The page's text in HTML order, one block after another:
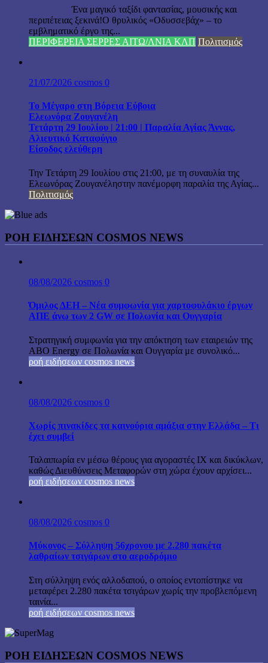
Ένα μαγικό ταξίδι φαντασίας, μουσικής και
περιπέτειας ξεκινά!Ο θρυλικός «Οδυσσεβάχ» – το
εμβληματικό έργο της...
ΠΕΡΙΦΕΡΕΙΑ ΣΕΡΡΕΣ ΑΙΤΩ/ΛΝΙΑ ΚΛΠ Πολιτισμός
21/07/2026 cosmos 0
Το Μέγαρο στη Βόρεια Εύβοια
Ελεωνόρα Ζουγανέλη
Τετάρτη 29 Ιουλίου | 21:00 | Παραλία Αγίας Άννας,
Αλιευτικό Καταφύγιο
Είσοδος ελεύθερη
Την Τετάρτη 29 Ιουλίου στις 21:00, με τη συναυλία της
Ελεωνόρας Ζουγανέληστην πανέμορφη παραλία της Αγίας...
Πολιτισμός
ΡΟΗ ΕΙΔΗΣΕΩΝ COSMOS NEWS
08/08/2026 cosmos 0
Όμιλος ΔΕΗ – Νέα συμφωνία για χαρτοφυλάκιο έργων
ΑΠΕ άνω των 2 GW σε Πολωνία και Ουγγαρία
Στρατηγική συμφωνία για την απόκτηση των εταιρειών της
ABO Energy σε Πολωνία και Ουγγαρία με συνολικό...
ροή ειδήσεων cosmos news
08/08/2026 cosmos 0
Χωρίς πινακίδες τα καινούρια αμάξια στην Ελλάδα – Τι
έχει συμβεί
Ταλαιπωρία εν μέσω θέρους για αγοραστές ΙΧ και δικύκλων,
καθώς Διευθύνσεις Μεταφορών στη χώρα έχουν αρχίσει...
ροή ειδήσεων cosmos news
08/08/2026 cosmos 0
Μύκονος – Σύλληψη 56χρονου με 2.280 πακέτα
λαθραίων τσιγάρων στο αεροδρόμιο
Στη σύλληψη ενός αλλοδαπού, ο οποίος εντοπίστηκε να
μεταφέρει 2.280 πακέτα τσιγάρων χωρίς την προβλεπόμενη
ταινία...
ροή ειδήσεων cosmos news
ΡΟΉ ΕΙΔΉΣΕΩΝ COSMOS NEWS